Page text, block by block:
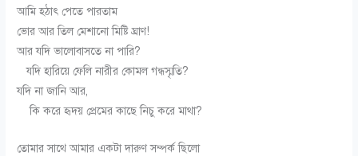
আমি হঠাৎ পেতে পারতাম
ভোর আর তিল মেশানো মিষ্টি ঘ্রাণ!
আর যদি ভালোবাসতে না পারি?
যদি হারিয়ে ফেলি নারীর কোমল গন্ধস্মৃতি?
যদি না জানি আর,
কি করে হৃদয় প্রেমের কাছে নিচু করে মাথা?
তোমার সাথে আমার একটা দারুণ সম্পর্ক ছিলো